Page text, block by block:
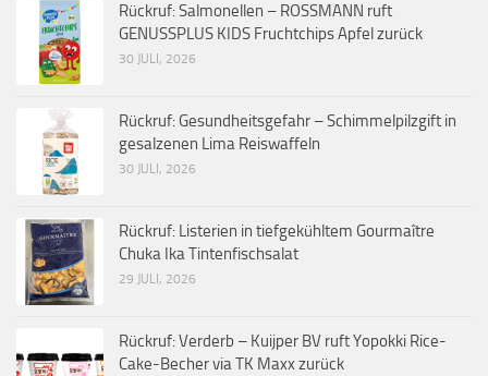
Rückruf: Salmonellen – ROSSMANN ruft
GENUSSPLUS KIDS Fruchtchips Apfel zurück
30 JULI, 2026
Rückruf: Gesundheitsgefahr – Schimmelpilzgift in
gesalzenen Lima Reiswaffeln
30 JULI, 2026
Rückruf: Listerien in tiefgekühltem Gourmaître
Chuka Ika Tintenfischsalat
29 JULI, 2026
Rückruf: Verderb – Kuijper BV ruft Yopokki Rice-
Cake-Becher via TK Maxx zurück